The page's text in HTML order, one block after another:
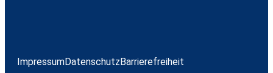
ImpressumDatenschutzBarrierefreiheit